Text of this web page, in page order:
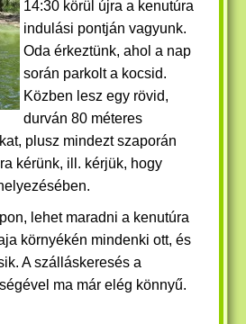
14:30 körül újra a kenutúra
indulási pontján vagyunk.
Oda érkeztünk, ahol a nap
során parkolt a kocsid.
Közben lesz egy rövid,
durván 80 méteres
plusz mindezt szaporán
kérünk, ill. kérjük, hogy
lehet maradni a kenutúra
környékén mindenki ott, és
A szálláskeresés a
ma már elég könnyű.